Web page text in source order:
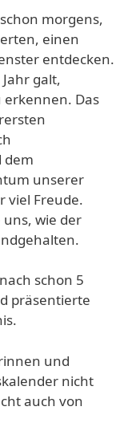
morgens,
einen
entdecken.
galt,
Das
dem
unserer
viel Freude.
uns, wie der
schon 5
präsentierte
und
nicht
auch von